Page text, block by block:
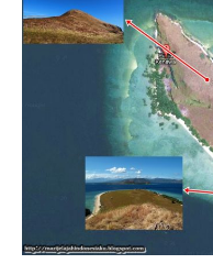
Kenapa Harus
Karena jujur,
tapi dalam. Nggak
dengan alam. Di sana
fasilitas, tapi karena
bisa dibeli.